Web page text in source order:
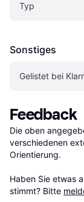
Typ
Sonstiges
Gelistet bei
Feedback
Die oben
verschiedenen
Orientierung.
Haben Sie etwas
stimmt? Bitte